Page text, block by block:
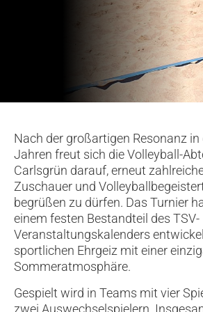
Nach der großartigen Resonanz in
Jahren freut sich die Volleyball-
Carlsgrün darauf, erneut
Zuschauer und
begrüßen zu dürfen. Das Turnier
einem festen Bestandteil des TSV-
Veranstaltungskalenders
sportlichen Ehrgeiz mit einer
Sommeratmosphäre.
Gespielt wird in Teams mit vier
zwei Auswechselspielern.